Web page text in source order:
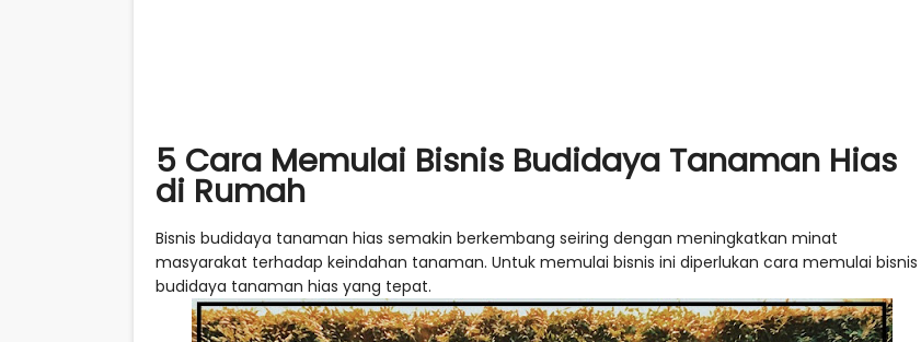
5 Cara Memulai Bisnis Budidaya Tanaman Hias
di Rumah
Bisnis budidaya tanaman hias semakin berkembang seiring dengan meningkatkan minat
masyarakat terhadap keindahan tanaman. Untuk memulai bisnis ini diperlukan cara memulai bisnis
budidaya tanaman hias yang tepat.